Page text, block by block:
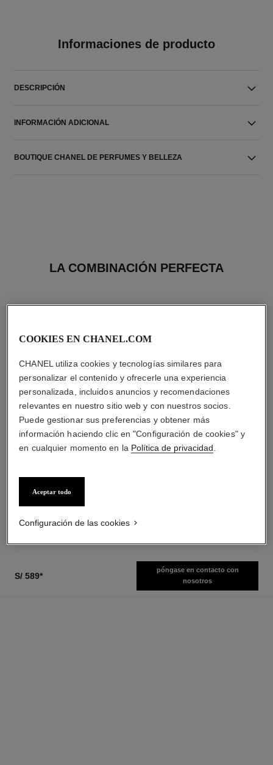
Informaciones de producto
DESCRIPCIÓN
INFORMACIÓN ADICIONAL
BOUTIQUE CHANEL DE PERFUMES Y BELLEZA
LA COMBINACIÓN PERFECTA
Ref. 179151
Ver información
S/ 589*
póngase en contacto con
nosotros
COOKIES EN CHANEL.COM
CHANEL utiliza cookies y tecnologías similares para
personalizar el contenido y ofrecerle una experiencia
personalizada, incluidos anuncios y recomendaciones
relevantes en nuestro sitio web y con nuestros socios.
Puede gestionar sus preferencias y obtener más
información haciendo clic en "Configuración de cookies" y
en cualquier momento en la Política de privacidad
Aceptar todo
Configuración de las cookies